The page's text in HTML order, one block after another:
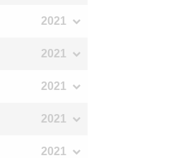
2021
2021
2021
2021
2021